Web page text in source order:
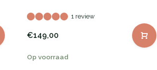
1 review
€149,00
Op voorraad